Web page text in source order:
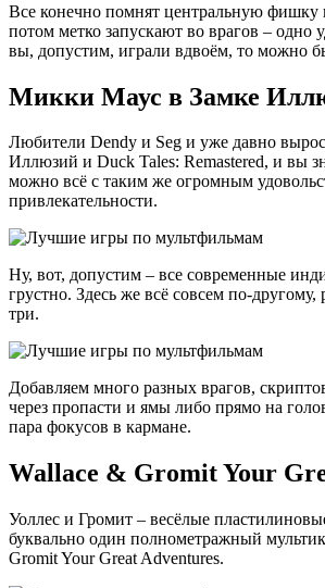
Все конечно помнят центральную фишку
потом метко запускают во врагов –
вы, допустим, играли вдвоём, то можно
Микки Маус в Замке
Любители Dendy и Seg и уже давно
Иллюзий и Duck Tales: Remastered, и вы
можно всё с таким же огромным
привлекательности.
Ну, вот, допустим – все современные
грустно. Здесь же всё совсем по-
три.
Добавляем много разных врагов,
через пропасти и ямы либо прямо на
пара фокусов в кармане.
Wallace & Gromit Your
Уоллес и Громит – весёлые
буквально один полнометражный
Gromit Your Great Adventures.